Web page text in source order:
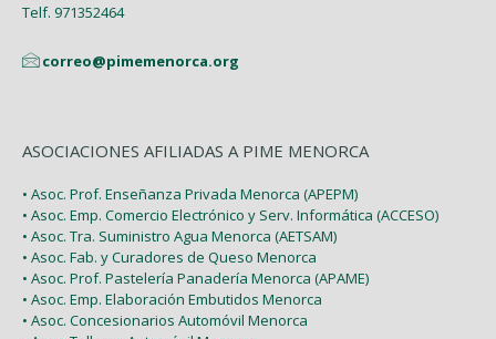
Telf. 971352464
correo@pimemenorca.org
ASOCIACIONES AFILIADAS A PIME MENORCA
• Asoc. Prof. Enseñanza Privada Menorca (APEPM)
• Asoc. Emp. Comercio Electrónico y Serv. Informática (ACCESO)
• Asoc. Tra. Suministro Agua Menorca (AETSAM)
• Asoc. Fab. y Curadores de Queso Menorca
• Asoc. Prof. Pastelería Panadería Menorca (APAME)
• Asoc. Emp. Elaboración Embutidos Menorca
• Asoc. Concesionarios Automóvil Menorca